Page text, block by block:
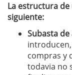
La estructura de
siguiente:
Subasta
compras y
todavia no